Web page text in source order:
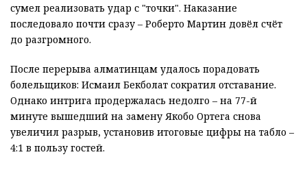
сумел реализовать удар с "точки". Наказание
последовало почти сразу – Роберто Мартин довёл счёт
до разгромного.
После перерыва алматинцам удалось порадовать
болельщиков: Исмаил Бекболат сократил отставание.
Однако интрига продержалась недолго – на 77-й
минуте вышедший на замену Якобо Ортега снова
увеличил разрыв, установив итоговые цифры на табло –
4:1 в пользу гостей.